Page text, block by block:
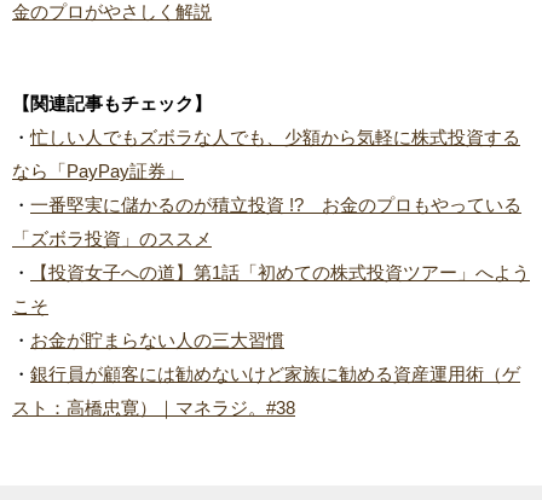
金のプロがやさしく解説
【関連記事もチェック】
・忙しい人でもズボラな人でも、少額から気軽に株式投資する
なら「PayPay証券」
・ 一番堅実に儲かるのが積立投資 !? お金のプロもやっている
「ズボラ投資」のススメ
・
【投資女子への道】第1話「初めての株式投資ツアー」へよう
こそ
・ お金が貯まらない人の三大習慣
・ 銀行員が顧客には勧めないけど家族に勧める資産運用術（ゲ
スト：高橋忠寛）｜マネラジ。#38